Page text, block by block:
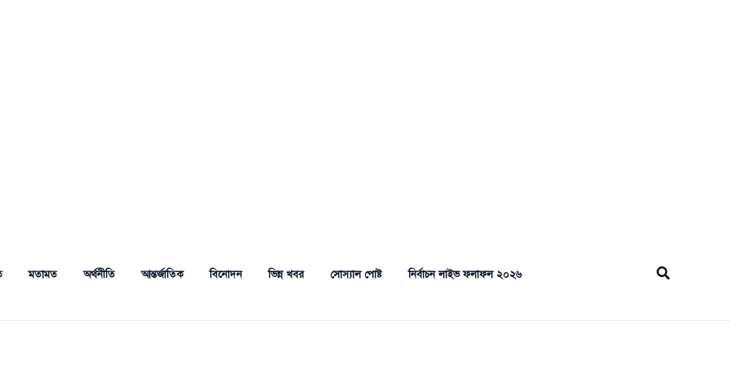
মতামত অর্থনীতি আন্তর্জাতিক বিনোদন ভিন্ন খবর সোস্যাল পোষ্ট নির্বাচন লাইভ ফলাফল ২০২৬ Search